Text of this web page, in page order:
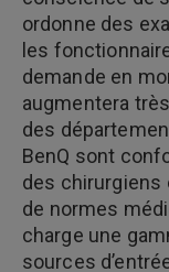
ordonne des
les
demande en
augmentera
des
BenQ sont
des chirurgiens
de normes
charge une
sources